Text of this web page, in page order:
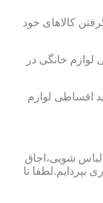
کالاهای خود
خانگی در
اقساطی لوازم
لباس شویی،اجاق
تا